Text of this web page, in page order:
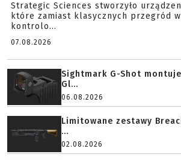
Strategic Sciences stworzyło
które zamiast klasycznych przegród
kontrolo...
07.08.2026
Sightmark G-Shot
Gl...
06.08.2026
Limitowane zestawy
...
02.08.2026